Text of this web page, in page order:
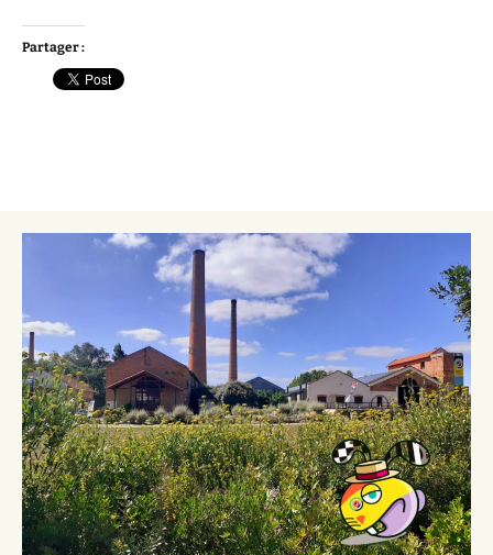
Partager :